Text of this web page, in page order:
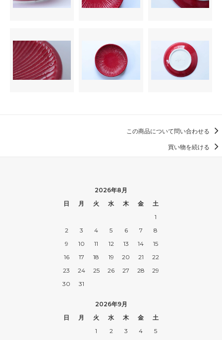
この商品について問い合わせる
買い物を続ける
2026年8月
日
月 火 水 木 金
土
1
2
3 4 5 6 7
8
9
10 11 12 13 14
15
16
17 18 19 20 21
22
23
24 25 26 27 28
29
30
31
2026年9月
日
月 火 水 木 金
土
1
2 3 4
5